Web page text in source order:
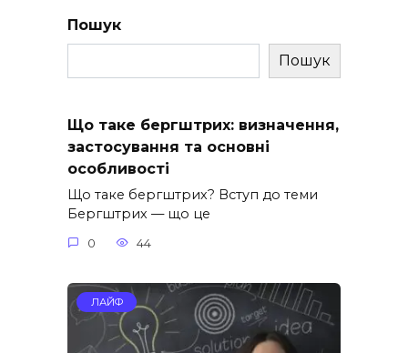
Пошук
Пошук
Що таке бергштрих: визначення,
застосування та основні
особливості
Що таке бергштрих? Вступ до теми
Бергштрих — що це
0 44
ЛАЙФ